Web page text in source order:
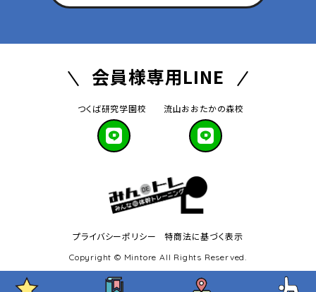
会員様専用LINE
つくば研究学園校 流山おおたかの森校
プライバシーポリシー 特商法に基づく表示
Copyright © Mintore All Rights Reserved.